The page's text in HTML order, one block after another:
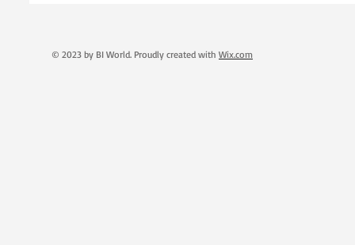
© 2023 by BI World. Proudly created with Wix.com